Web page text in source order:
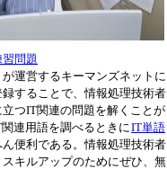
問題
が運営するキーマンズネットに
することで、情報処理技術者
つIT関連の問題を解くことが
連用語を調べるときにIT単語
ん便利である。情報処理技術者
キルアップのためにぜひ、無